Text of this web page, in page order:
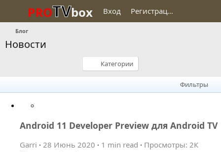
PROTVbox Вход Регистрация
Блог
Новости
Категории
Фильтры
Android 11 Developer Preview для Android TV
Garri 28 Июнь 2020 1 min read
Просмотры: 2К